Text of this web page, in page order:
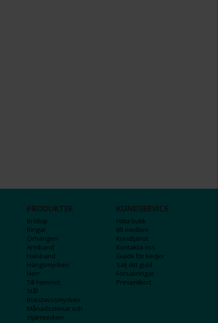
PRODUKTER
Bröllop
Ringar
Örhängen
Armband
Halsband
Hängsmycken
Herr
Till hemmet
Stål
Bokstavssmycken
Månadsstenar och
stjärntecken
KUNDSERVICE
Hitta butik
Bli medlem
Kundtjänst
Kontakta oss
Guide för kedjor
Sälj ditt guld
Försäkringar
Presentkort